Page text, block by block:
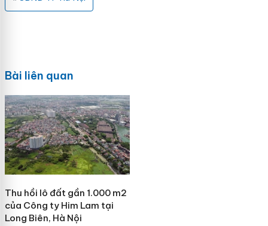
Bài liên quan
Thu hồi lô đất gần 1.000 m2
của Công ty Him Lam tại
Long Biên, Hà Nội